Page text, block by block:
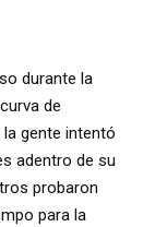
durante la
de
gente intentó
adentro de su
probaron
para la